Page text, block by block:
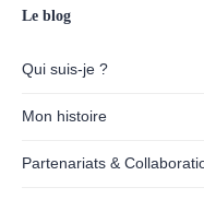
Le blog
Qui suis-je ?
Mon histoire
Partenariats &